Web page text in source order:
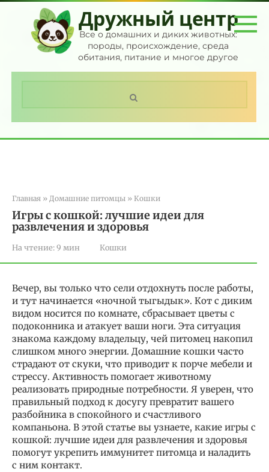
Перейти
контенту
Дружный центр
Все о домашних и диких животных:
породы, происхождение, среда
обитания, питание и многое другое
Главная » Домашние питомцы » Кошки
Игры с кошкой: лучшие идеи для
развлечения и здоровья
На чтение:9 мин Кошки
Вечер, вы только что сели отдохнуть после работы,
и тут начинается «ночной тыгыдык». Кот с диким
видом носится по комнате, сбрасывает цветы с
подоконника и атакует ваши ноги. Эта ситуация
знакома каждому владельцу, чей питомец накопил
слишком много энергии. Домашние кошки часто
страдают от скуки, что приводит к порче мебели и
стрессу. Активность помогает животному
реализовать природные потребности. Я уверен, что
правильный подход к досугу превратит вашего
разбойника в спокойного и счастливого
компаньона. В этой статье вы узнаете, какие игры с
кошкой: лучшие идеи для развлечения и здоровья
помогут укрепить иммунитет питомца и наладить
с ним контакт.